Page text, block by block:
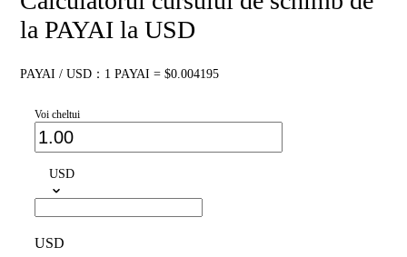
la PAYAI la USD
PAYAI / USD：1 PAYAI = $0.004195
Voi cheltui
USD
USD